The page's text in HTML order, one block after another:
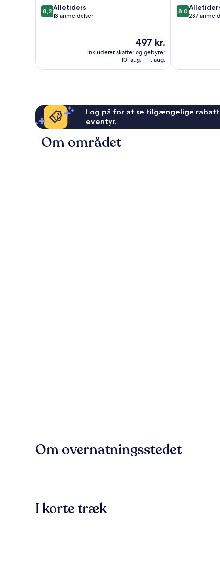
8.2
ud
8,2 Alletiders
13 anmeldelser
Prisen
er
497 kr.
497 kr.
inkluderer skatter og gebyrer
10. aug. - 11. aug.
8.0
ud
8,0
237
Log på for at se tilgængelige
eventyr.
Om området
Om overnatningsstedet
I korte træk